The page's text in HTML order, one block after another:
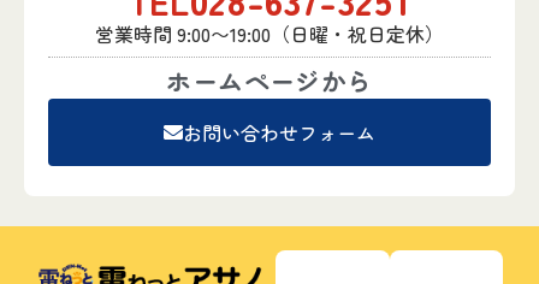
営業時間 9:00〜19:00（日曜・祝日定休）
ホームページから
お問い合わせフォーム